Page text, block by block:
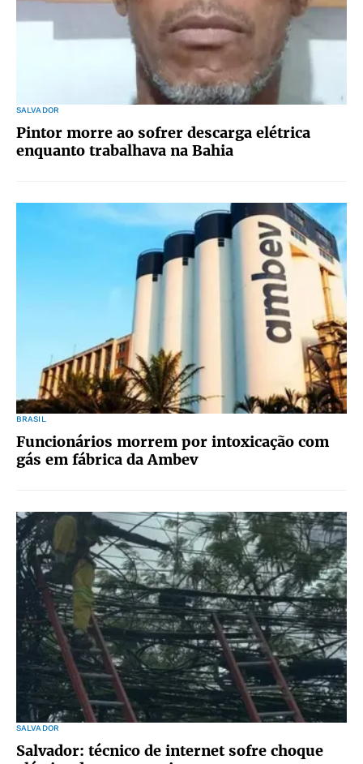
SALVADOR
Pintor morre ao sofrer descarga elétrica
enquanto trabalhava na Bahia
BRASIL
Funcionários morrem por intoxicação com
gás em fábrica da Ambev
SALVADOR
Salvador: técnico de internet sofre choque